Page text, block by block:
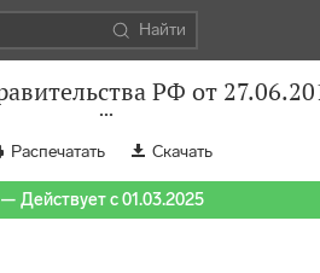
Найти
РФ от
Распечатать Скачать
Действует с 01.03.2025